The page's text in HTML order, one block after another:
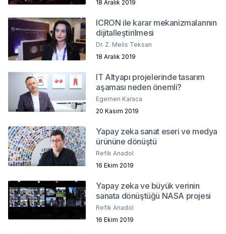
18 Aralık 2019
ICRON ile karar mekanizmalarının
dijitalleştirilmesi
Dr. Z. Melis Teksan
18 Aralık 2019
IT Altyapı projelerinde tasarım
aşaması neden önemli?
Egemen Karaca
20 Kasım 2019
Yapay zeka sanat eseri ve medya
ürününe dönüştü
Refik Anadol
16 Ekim 2019
Yapay zeka ve büyük verinin
sanata dönüştüğü NASA projesi
Refik Anadol
16 Ekim 2019